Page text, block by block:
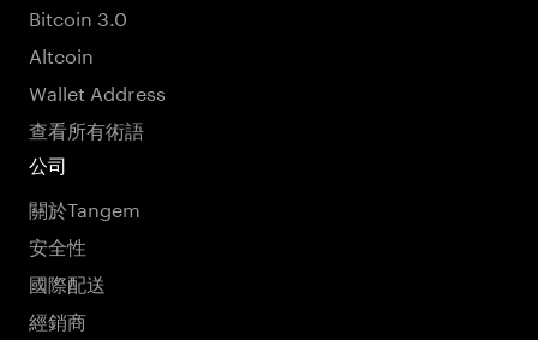
Bitcoin 3.0
Altcoin
Wallet Address
查看所有術語
公司
關於Tangem
安全性
國際配送
經銷商